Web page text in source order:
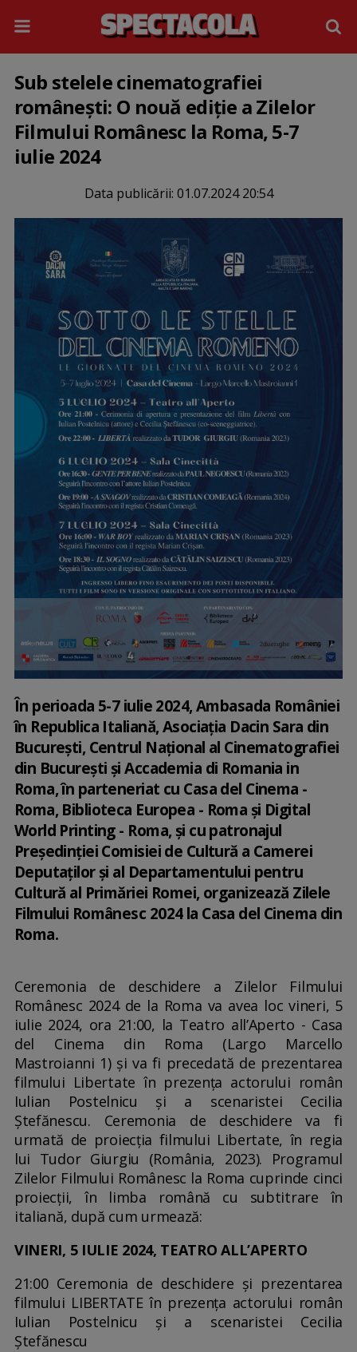
Sub stelele cinematografiei
românești: O nouă ediție a Zilelor
Filmului Românesc la Roma, 5-7
iulie 2024
Data publicării: 01.07.2024 20:54
În perioada 5-7 iulie 2024, Ambasada României
în Republica Italiană, Asociația Dacin Sara din
București, Centrul Național al Cinematografiei
din București și Accademia di Romania in
Roma, în parteneriat cu Casa del Cinema -
Roma, Biblioteca Europea - Roma și Digital
World Printing - Roma, și cu patronajul
Președinției Comisiei de Cultură a Camerei
Deputaților și al Departamentului pentru
Cultură al Primăriei Romei, organizează Zilele
Filmului Românesc 2024 la Casa del Cinema din
Roma.
Ceremonia de deschidere a Zilelor Filmului
Românesc 2024 de la Roma va avea loc vineri, 5
iulie 2024, ora 21:00, la Teatro all’Aperto - Casa
del Cinema din Roma (Largo Marcello
Mastroianni 1) și va fi precedată de prezentarea
filmului Libertate în prezența actorului român
Iulian Postelnicu și a scenaristei Cecilia
Ștefănescu. Ceremonia de deschidere va fi
urmată de proiecția filmului Libertate, în regia
lui Tudor Giurgiu (România, 2023). Programul
Zilelor Filmului Românesc la Roma cuprinde cinci
proiecții, în limba română cu subtitrare în
italiană, după cum urmează:
VINERI, 5 IULIE 2024, TEATRO ALL’APERTO
21:00 Ceremonia de deschidere și prezentarea
filmului LIBERTATE în prezența actorului român
Iulian Postelnicu și a scenaristei Cecilia
Ștefănescu